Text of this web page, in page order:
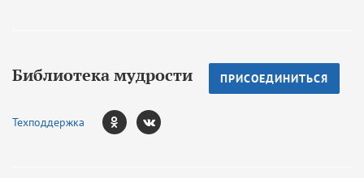
Библиотека мудрости ПРИСОЕДИНИТЬСЯ
Техподдержка